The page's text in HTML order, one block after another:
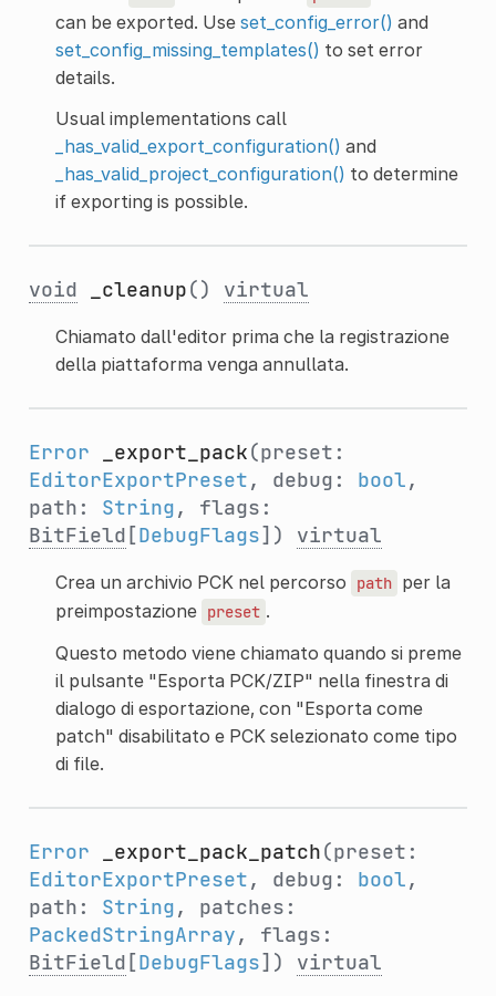
can be exported. Use set_config_error() and
set_config_missing_templates() to set error
details.
Usual implementations call
_has_valid_export_configuration() and
_has_valid_project_configuration() to determine
if exporting is possible.
void _cleanup() virtual
Chiamato dall'editor prima che la registrazione
della piattaforma venga annullata.
Error _export_pack(preset:
EditorExportPreset, debug: bool,
path: String, flags:
BitField [DebugFlags]) virtual
Crea un archivio PCK nel percorso path per la
preimpostazione preset .
Questo metodo viene chiamato quando si preme
il pulsante "Esporta PCK/ZIP" nella finestra di
dialogo di esportazione, con "Esporta come
patch" disabilitato e PCK selezionato come tipo
di file.
Error _export_pack_patch(preset:
EditorExportPreset, debug: bool,
path: String, patches:
PackedStringArray, flags:
BitField [DebugFlags]) virtual